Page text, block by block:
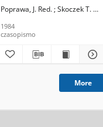
Poprawa, J. Red. ; Skoczek T. Red.
1984
czasopismo
More